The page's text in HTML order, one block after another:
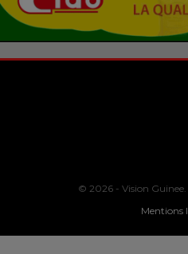
© 2026 - Vision Guinee.
Mentions